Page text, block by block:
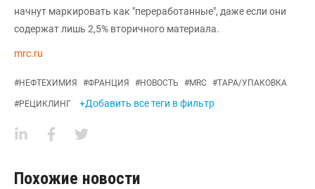
начнут маркировать как "переработанные", даже если они
содержат лишь 2,5% вторичного материала.
mrc.ru
#НЕФТЕХИМИЯ #ФРАНЦИЯ #НОВОСТЬ #MRC #ТАРА/УПАКОВКА
#РЕЦИКЛИНГ +Добавить все теги в фильтр
Похожие новости